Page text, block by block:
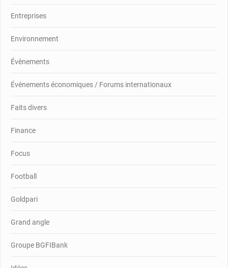
Entreprises
Environnement
Évènements
Événements économiques / Forums internationaux
Faits divers
Finance
Focus
Football
Goldpari
Grand angle
Groupe BGFIBank